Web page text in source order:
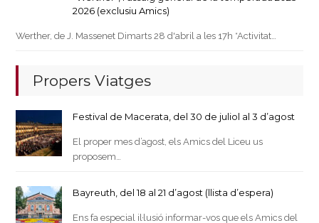
2026 (exclusiu Amics)
Werther, de J. Massenet Dimarts 28 d'abril a les 17h *Activitat…
Propers Viatges
Festival de Macerata, del 30 de juliol al 3 d’agost
El proper mes d’agost, els Amics del Liceu us
proposem…
Bayreuth, del 18 al 21 d’agost (llista d’espera)
Ens fa especial il·lusió informar-vos que els Amics del